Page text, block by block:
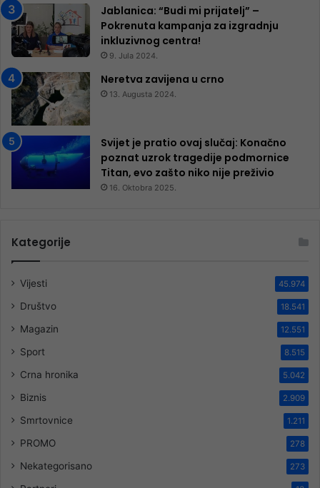
Jablanica: “Budi mi prijatelj” –
Pokrenuta kampanja za izgradnju
inkluzivnog centra!
9. Jula 2024.
Neretva zavijena u crno
13. Augusta 2024.
Svijet je pratio ovaj slučaj: Konačno
poznat uzrok tragedije podmornice
Titan, evo zašto niko nije preživio
16. Oktobra 2025.
Kategorije
Vijesti 45.974
Društvo 18.541
Magazin 12.551
Sport 8.515
Crna hronika 5.042
Biznis 2.909
Smrtovnice 1.211
PROMO 278
Nekategorisano 273